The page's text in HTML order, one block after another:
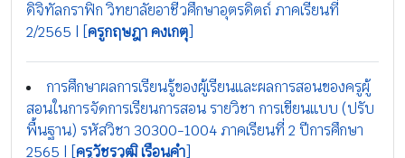
ดิจิทัลกราฟิก วิทยาลัยอาชีวศึกษาอุตรดิตถ์ ภาคเรียนที่
2/2565 | [ ครูกฤษฎา คงเกตุ
การศึกษาผลการเรียนรู้ของผู้เรียนและผลการสอนของครูผู้
สอนในการจัดการเรียนการสอน รายวิชา การเขียนแบบ (ปรับ
พื้นฐาน) รหัสวิชา 30300-1004 ภาคเรียนที่ 2 ปีการศึกษา
2565 | [ ครูวัชรวุฒิ เรือนคำ